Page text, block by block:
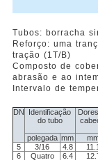
Tubos: borracha
Reforço: uma
tração (1T/B)
Composto de
abrasão e ao
Intervalo de
DN
Identificação
do tubo
polegada mm
5
3/16 4.8
6
Quatro
6.4